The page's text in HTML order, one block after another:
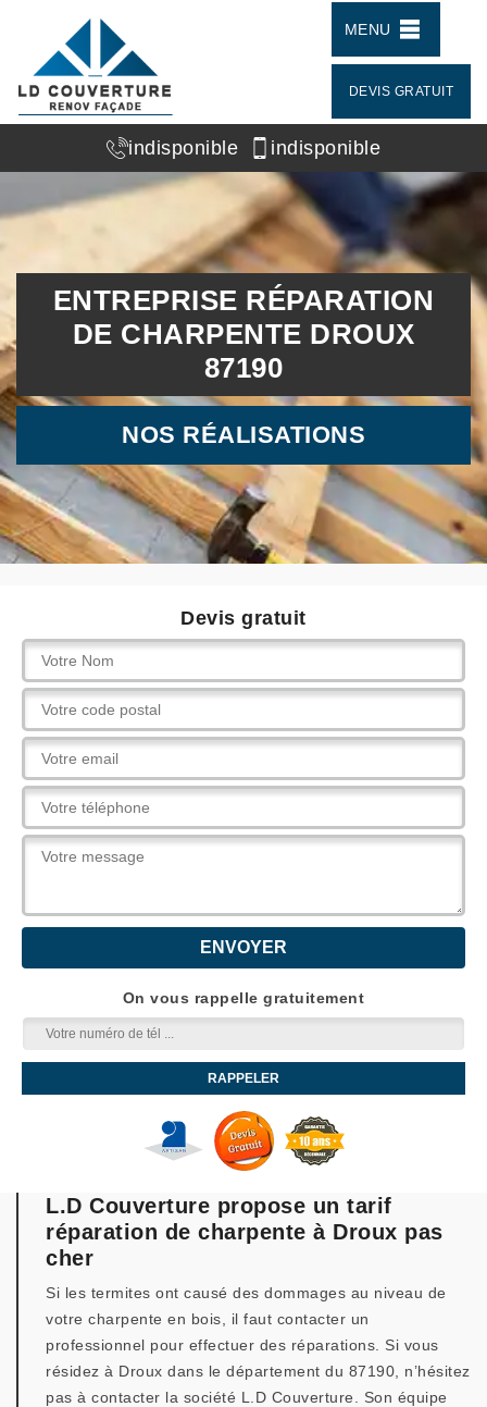
MENU
DEVIS GRATUIT
indisponible indisponible
ENTREPRISE RÉPARATION
DE CHARPENTE DROUX
87190
NOS RÉALISATIONS
Devis gratuit
On vous rappelle gratuitement
L.D Couverture propose un tarif
réparation de charpente à Droux pas
cher
Si les termites ont causé des dommages au niveau de
votre charpente en bois, il faut contacter un
professionnel pour effectuer des réparations. Si vous
résidez à Droux dans le département du 87190, n’hésitez
pas à contacter la société L.D Couverture. Son équipe